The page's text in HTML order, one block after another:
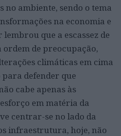
no ambiente, sendo o tema
na economia e
lembrou que a escassez de
de preocupação,
climáticas em cima
defender que
cabe apenas às
em matéria da
centrar-se no lado da
infraestrutura, hoje, não